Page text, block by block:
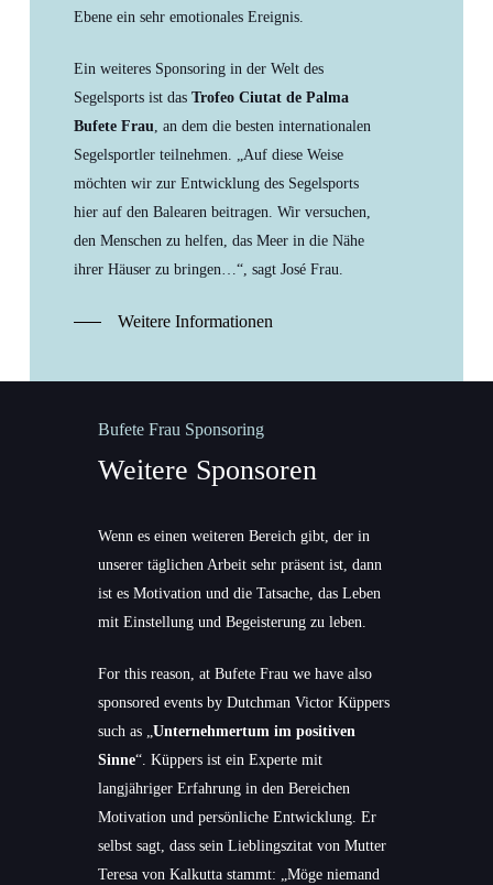
Ebene ein sehr emotionales Ereignis.
Ein weiteres Sponsoring in der Welt des
Segelsports ist dasTrofeo Ciutat de Palma
Bufete Frau, an dem die besten internationalen
Segelsportler teilnehmen. „Auf diese Weise
möchten wir zur Entwicklung des Segelsports
hier auf den Balearen beitragen. Wir versuchen,
den Menschen zu helfen, das Meer in die Nähe
ihrer Häuser zu bringen…“, sagt José Frau.
Weitere Informationen
Bufete Frau Sponsoring
Weitere Sponsoren
Wenn es einen weiteren Bereich gibt, der in
unserer täglichen Arbeit sehr präsent ist, dann
ist es Motivation und die Tatsache, das Leben
mit Einstellung und Begeisterung zu leben.
For this reason, at Bufete Frau we have also
sponsored events by Dutchman Victor Küppers
such as „Unternehmertum im positiven
Sinne“. Küppers ist ein Experte mit
langjähriger Erfahrung in den Bereichen
Motivation und persönliche Entwicklung. Er
selbst sagt, dass sein Lieblingszitat von Mutter
Teresa von Kalkutta stammt: „Möge niemand